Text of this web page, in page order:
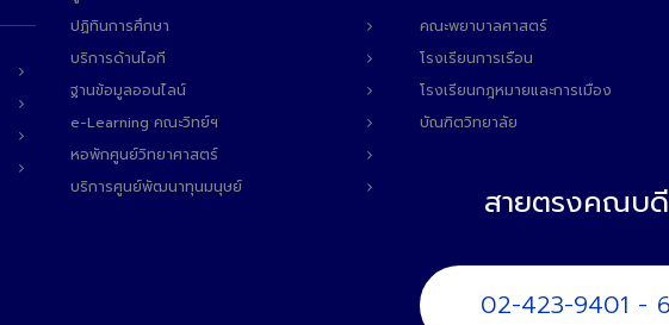
ปฏิทินการศึกษา
บริการด้านไอที
ฐานข้อมูลออนไลน์
e-Learning คณะวิทย์ฯ
หอพักศูนย์วิทยาศาสตร์
บริการศูนย์พัฒนาทุนมนุษย์
คณะพยาบาลศาสตร์
โรงเรียนการเรือน
โรงเรียนกฎหมายและการเมือง
บัณฑิตวิทยาลัย
สายตรงคณบดี
02-423-9401 -